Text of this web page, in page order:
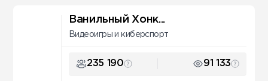
Ванильный Хонк...
Видеоигры и киберспорт
235 190 91 133